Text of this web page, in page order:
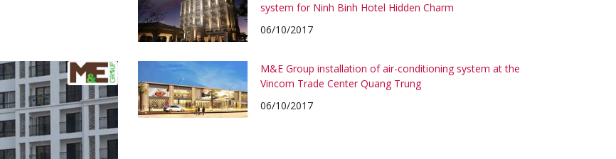
system for Ninh Binh Hotel Hidden Charm
06/10/2017
M&E Group installation of air-conditioning system at the
Vincom Trade Center Quang Trung
06/10/2017